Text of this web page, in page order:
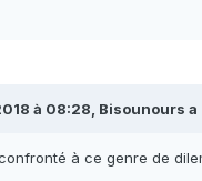
à 08:28, Bisounours a
à ce genre de